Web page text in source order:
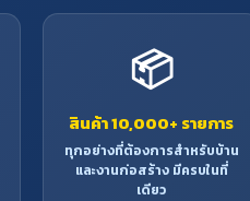
📦
สินค้า 10,000+ รายการ
ทุกอย่างที่ต้องการสำหรับบ้าน
และงานก่อสร้าง มีครบในที่
เดียว